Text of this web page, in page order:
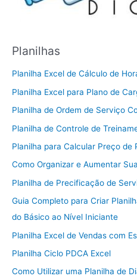
Planilhas
Planilha Excel de Cálculo de
Planilha Excel para Plano de
Planilha de Ordem de Serviço
Planilha de Controle de
Planilha para Calcular Preço de
Como Organizar e Aumentar
Planilha de Precificação de
Guia Completo para Criar
do Básico ao Nível Iniciante
Planilha Excel de Vendas com
Planilha Ciclo PDCA Excel
Como Utilizar uma Planilha de